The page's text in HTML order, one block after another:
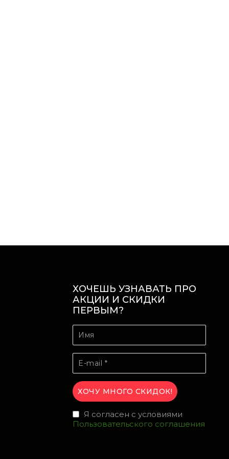
ХОЧЕШЬ УЗНАВАТЬ ПРО
АКЦИИ И СКИДКИ
ПЕРВЫМ?
Я согласен с условиями
Пользовательского соглашения